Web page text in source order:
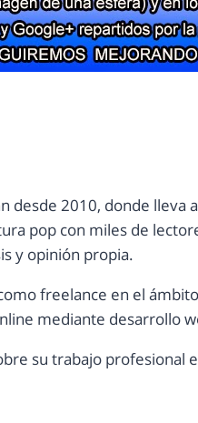
desde 2010, donde
pop con miles de
y opinión propia.
freelance en el
mediante desarrollo
su trabajo profesional